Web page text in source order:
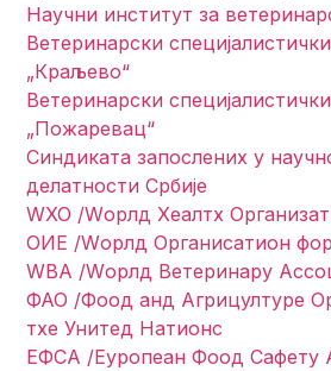
Научни институт за
Ветеринарски
„Краљево“
Ветеринарски
„Пожаревац“
Синдиката запослених у
делатности Србије
WХО /Wорлд Хеалтх
ОИЕ /Wорлд Органисатион
WВА /Wорлд Ветеринарy
ФАО /Фоод анд Агрицултуре
тхе Унитед Натионс
ЕФСА /Еуропеан Фоод Сафетy